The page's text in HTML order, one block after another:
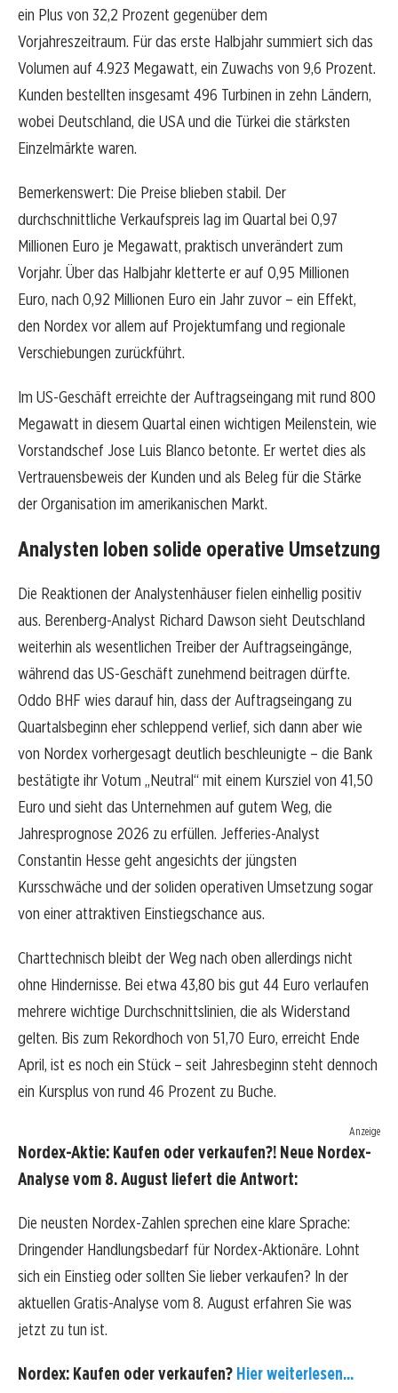
ein Plus von 32,2 Prozent gegenüber dem
Vorjahreszeitraum. Für das erste Halbjahr summiert sich das
Volumen auf 4.923 Megawatt, ein Zuwachs von 9,6 Prozent.
Kunden bestellten insgesamt 496 Turbinen in zehn Ländern,
wobei Deutschland, die USA und die Türkei die stärksten
Einzelmärkte waren.
Bemerkenswert: Die Preise blieben stabil. Der
durchschnittliche Verkaufspreis lag im Quartal bei 0,97
Millionen Euro je Megawatt, praktisch unverändert zum
Vorjahr. Über das Halbjahr kletterte er auf 0,95 Millionen
Euro, nach 0,92 Millionen Euro ein Jahr zuvor – ein Effekt,
den Nordex vor allem auf Projektumfang und regionale
Verschiebungen zurückführt.
Im US-Geschäft erreichte der Auftragseingang mit rund 800
Megawatt in diesem Quartal einen wichtigen Meilenstein, wie
Vorstandschef Jose Luis Blanco betonte. Er wertet dies als
Vertrauensbeweis der Kunden und als Beleg für die Stärke
der Organisation im amerikanischen Markt.
Analysten loben solide operative Umsetzung
Die Reaktionen der Analystenhäuser fielen einhellig positiv
aus. Berenberg-Analyst Richard Dawson sieht Deutschland
weiterhin als wesentlichen Treiber der Auftragseingänge,
während das US-Geschäft zunehmend beitragen dürfte.
Oddo BHF wies darauf hin, dass der Auftragseingang zu
Quartalsbeginn eher schleppend verlief, sich dann aber wie
von Nordex vorhergesagt deutlich beschleunigte – die Bank
bestätigte ihr Votum „Neutral“ mit einem Kursziel von 41,50
Euro und sieht das Unternehmen auf gutem Weg, die
Jahresprognose 2026 zu erfüllen. Jefferies-Analyst
Constantin Hesse geht angesichts der jüngsten
Kursschwäche und der soliden operativen Umsetzung sogar
von einer attraktiven Einstiegschance aus.
Charttechnisch bleibt der Weg nach oben allerdings nicht
ohne Hindernisse. Bei etwa 43,80 bis gut 44 Euro verlaufen
mehrere wichtige Durchschnittslinien, die als Widerstand
gelten. Bis zum Rekordhoch von 51,70 Euro, erreicht Ende
April, ist es noch ein Stück – seit Jahresbeginn steht dennoch
ein Kursplus von rund 46 Prozent zu Buche.
Anzeige
Nordex-Aktie: Kaufen oder verkaufen?! Neue Nordex-
Analyse vom 8. August liefert die Antwort:
Die neusten Nordex-Zahlen sprechen eine klare Sprache:
Dringender Handlungsbedarf für Nordex-Aktionäre. Lohnt
sich ein Einstieg oder sollten Sie lieber verkaufen? In der
aktuellen Gratis-Analyse vom 8. August erfahren Sie was
jetzt zu tun ist.
Nordex: Kaufen oder verkaufen? Hier weiterlesen...